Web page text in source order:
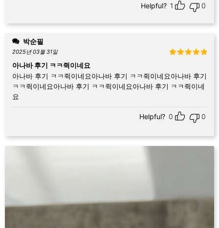
Helpful? 1 0
박순필
2025년 03월 31일
아나바 후기 ㅋㅋ쥑이네요
아나바 후기 ㅋㅋ쥑이네요아나바 후기 ㅋㅋ쥑이네요아나바 후기
ㅋㅋ쥑이네요아나바 후기 ㅋㅋ쥑이네요아나바 후기 ㅋㅋ쥑이네
요
Helpful? 0 0